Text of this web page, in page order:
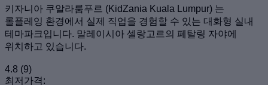
키자니아 쿠알라룸푸르 (KidZania Kuala Lumpur) 는
롤플레잉 환경에서 실제 직업을 경험할 수 있는 대화형 실내
테마파크입니다. 말레이시아 셀랑고르의 페탈링 자야에
위치하고 있습니다.
4.8 (9)
최저가격: